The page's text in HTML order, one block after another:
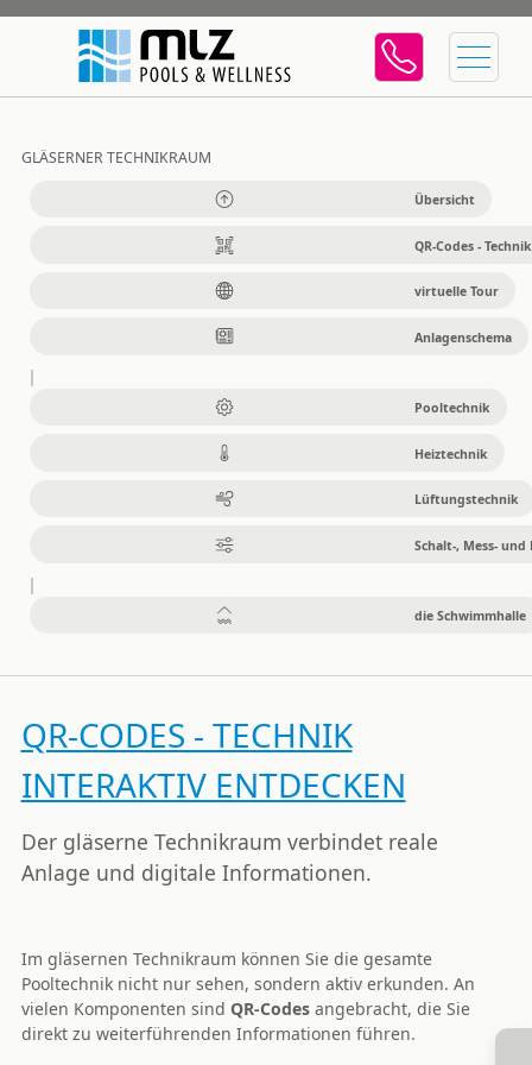
GLÄSERNER TECHNIKRAUM
Übersicht
QR-Codes -
virtuelle Tour
Anlagenschema
Pooltechnik
Heiztechnik
Lüftungstechnik
Schalt-, Mess-
die Schwimmhalle
QR-CODES - TECHNIK
INTERAKTIV ENTDECKEN
Der gläserne Technikraum verbindet reale
Anlage und digitale Informationen.
Im gläsernen Technikraum können Sie die gesamte
Pooltechnik nicht nur sehen, sondern aktiv erkunden. An
vielen Komponenten sind QR-Codesangebracht, die Sie
direkt zu weiterführenden Informationen führen.